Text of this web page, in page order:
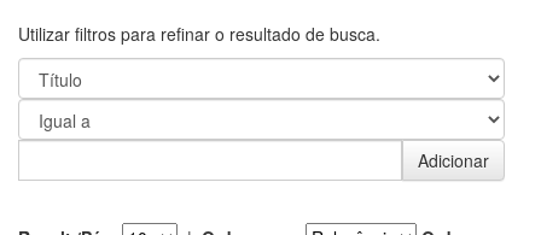
Utilizar filtros para refinar o resultado de busca.